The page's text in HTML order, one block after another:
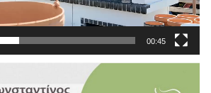
00:45